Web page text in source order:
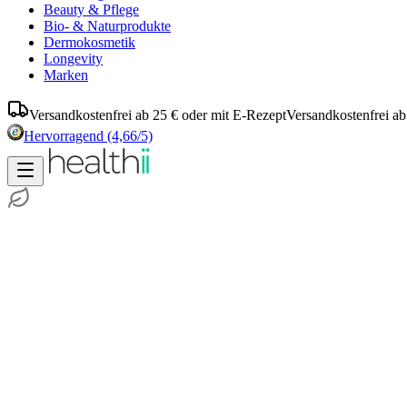
Beauty & Pflege
Bio- & Naturprodukte
Dermokosmetik
Longevity
Marken
Versandkostenfrei ab 25 € oder mit E-RezeptVersandkostenfrei
Hervorragend (4,66/5)